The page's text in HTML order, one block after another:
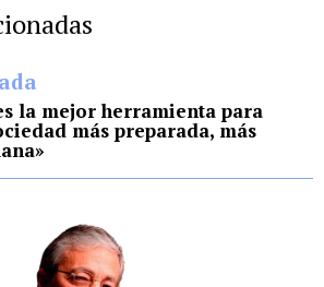
la mejor herramienta para
más preparada, más